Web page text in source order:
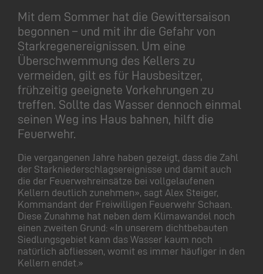
Mit dem Sommer hat die Gewittersaison
begonnen – und mit ihr die Gefahr von
Starkregenereignissen. Um eine
Überschwemmung des Kellers zu
vermeiden, gilt es für Hausbesitzer,
frühzeitig geeignete Vorkehrungen zu
treffen. Sollte das Wasser dennoch einmal
seinen Weg ins Haus bahnen, hilft die
Feuerwehr.
Die vergangenen Jahre haben gezeigt, dass die Zahl
der Starkniederschlagsereignisse und damit auch
die der Feuerwehreinsätze bei vollgelaufenen
Kellern deutlich zunehmen», sagt Alex Steiger,
Kommandant der Freiwilligen Feuerwehr Schaan.
Diese Zunahme hat neben dem Klimawandel noch
einen zweiten Grund: «In unserem dichtbebauten
Siedlungsgebiet kann das Wasser kaum noch
natürlich abfliessen, womit es immer häufiger in den
Kellern endet.»